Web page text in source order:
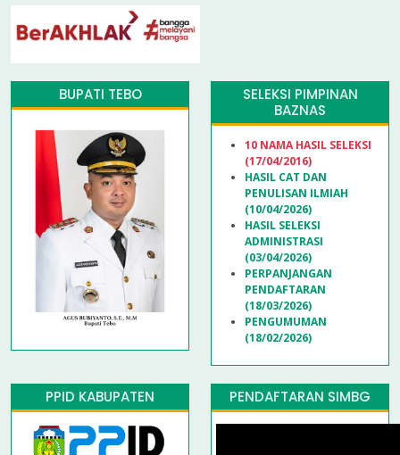
BUPATI TEBO
SELEKSI PIMPINAN
BAZNAS
10 NAMA HASIL SELEKSI
(17/04/2016)
HASIL CAT DAN
PENULISAN ILMIAH
(10/04/2026)
HASIL SELEKSI
ADMINISTRASI
(03/04/2026)
PERPANJANGAN
PENDAFTARAN
(18/03/2026)
PENGUMUMAN
(18/02/2026)
PPID KABUPATEN PENDAFTARAN SIMBG